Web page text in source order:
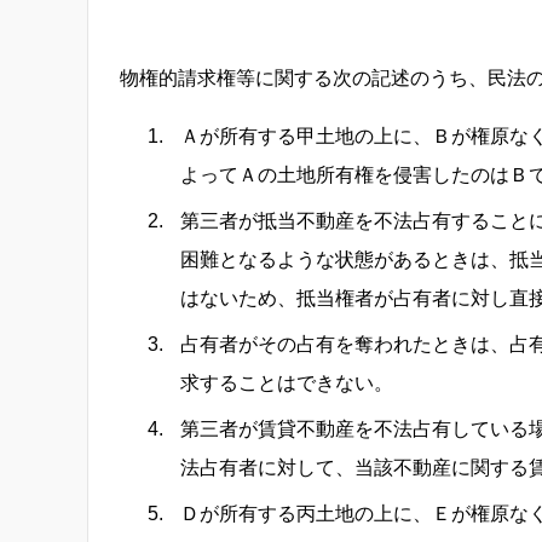
物権的請求権等に関する次の記述のうち、民法
Ａが所有する甲土地の上に、Ｂが権原
よってＡの土地所有権を侵害したのはＢ
第三者が抵当不動産を不法占有すること
困難となるような状態があるときは、抵
はないため、抵当権者が占有者に対し直
占有者がその占有を奪われたときは、占
求することはできない。
第三者が賃貸不動産を不法占有している
法占有者に対して、当該不動産に関する
Ｄが所有する丙土地の上に、Ｅが権原